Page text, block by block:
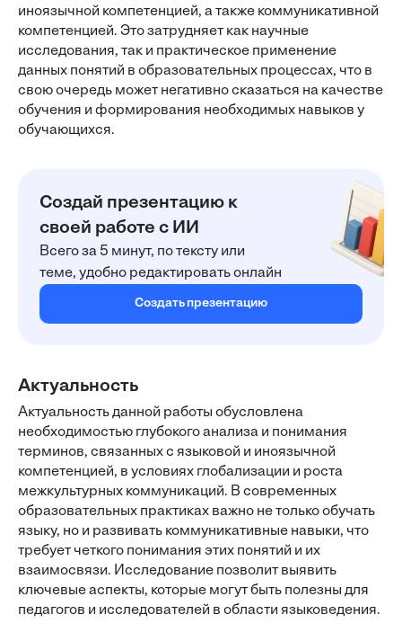
иноязычной компетенцией, а также коммуникативной
компетенцией. Это затрудняет как научные
исследования, так и практическое применение
данных понятий в образовательных процессах, что в
свою очередь может негативно сказаться на качестве
обучения и формирования необходимых навыков у
обучающихся.
Создай презентацию к
своей работе с ИИ
Всего за 5 минут, по тексту или
теме, удобно редактировать онлайн
Создать презентацию
Актуальность
Актуальность данной работы обусловлена
необходимостью глубокого анализа и понимания
терминов, связанных с языковой и иноязычной
компетенцией, в условиях глобализации и роста
межкультурных коммуникаций. В современных
образовательных практиках важно не только обучать
языку, но и развивать коммуникативные навыки, что
требует четкого понимания этих понятий и их
взаимосвязи. Исследование позволит выявить
ключевые аспекты, которые могут быть полезны для
педагогов и исследователей в области языковедения.